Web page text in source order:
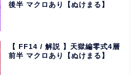
後半 マクロあり【ぬけまる】
【 FF14 / 解説 】天獄編零式4層
前半 マクロあり【ぬけまる】